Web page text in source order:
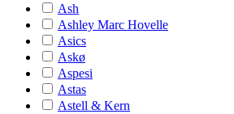
Ash
Ashley Marc Hovelle
Asics
Askø
Aspesi
Astas
Astell & Kern